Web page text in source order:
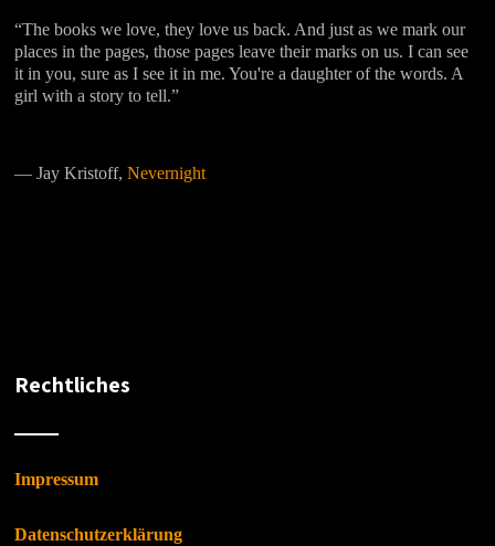
“The books we love, they love us back. And just as we mark our
places in the pages, those pages leave their marks on us. I can see
it in you, sure as I see it in me. You're a daughter of the words. A
girl with a story to tell.”
―Jay Kristoff,Nevernight
Rechtliches
Impressum
Datenschutzerklärung